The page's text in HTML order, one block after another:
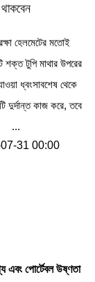
থাকবেন
হেলমেটের মতোই
শক্ত টুপি মাথার উপরের
ধ্বংসাবশেষ থেকে
দুর্দান্ত কাজ করে, তবে
...
31 00:00
এবং পোর্টেবল উষ্ণতা